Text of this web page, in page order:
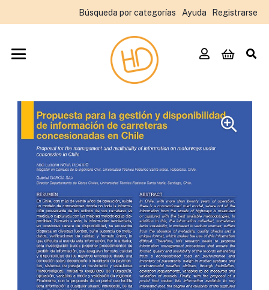
Búsqueda por categorías Ayuda Registrarse